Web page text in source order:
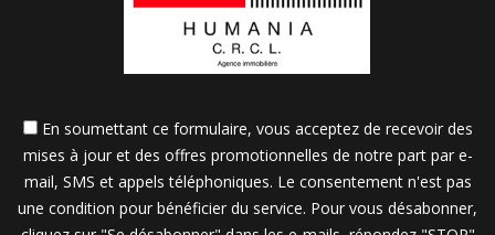
En soumettant ce formulaire, vous acceptez de recevoir des
mises à jour et des offres promotionnelles de notre part par e-
mail, SMS et appels téléphoniques. Le consentement n'est pas
une condition pour bénéficier du service. Pour vous désabonner,